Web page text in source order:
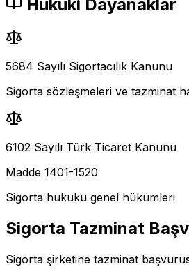
Hukuki Dayanaklar
5684 Sayılı Sigortacılık Kanunu
Sigorta sözleşmeleri ve tazminat
6102 Sayılı Türk Ticaret Kanunu
Madde 1401-1520
Sigorta hukuku genel hükümleri
Sigorta Tazminat
Sigorta şirketine tazminat